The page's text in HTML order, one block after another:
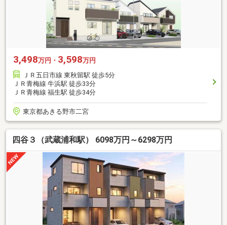
3,498万円・ 3,598万円
ＪＲ五日市線 東秋留駅 徒歩5分
ＪＲ青梅線 牛浜駅 徒歩33分
ＪＲ青梅線 福生駅 徒歩34分
東京都あきる野市二宮
四谷３（武蔵浦和駅） 6098万円～6298万円